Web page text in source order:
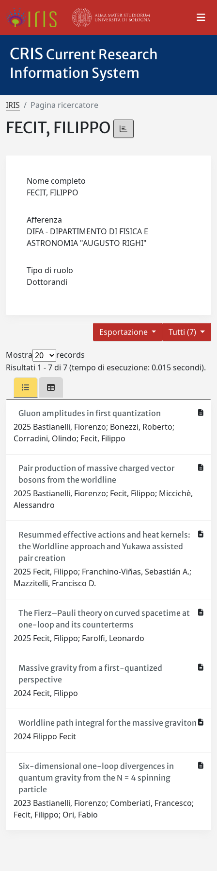
CRIS Current Research
Information System
IRIS Pagina ricercatore
FECIT, FILIPPO
Nome completo
FECIT, FILIPPO
Afferenza
DIFA - DIPARTIMENTO DI FISICA E
ASTRONOMIA "AUGUSTO RIGHI"
Tipo di ruolo
Dottorandi
Tutti (7)
Esportazione
Mostra
records
Risultati 1 - 7 di 7 (tempo di esecuzione: 0.015 secondi).
Gluon amplitudes in first quantization
2025 Bastianelli, Fiorenzo; Bonezzi, Roberto;
Corradini, Olindo; Fecit, Filippo
Pair production of massive charged vector
bosons from the worldline
2025 Bastianelli, Fiorenzo; Fecit, Filippo; Miccichè,
Alessandro
Resummed effective actions and heat kernels:
the Worldline approach and Yukawa assisted
pair creation
2025 Fecit, Filippo; Franchino-Viñas, Sebastián A.;
Mazzitelli, Francisco D.
The Fierz–Pauli theory on curved spacetime at
one-loop and its counterterms
2025 Fecit, Filippo; Farolfi, Leonardo
Massive gravity from a first-quantized
perspective
2024 Fecit, Filippo
Worldline path integral for the massive graviton
2024 Filippo Fecit
Six-dimensional one-loop divergences in
quantum gravity from the N = 4 spinning
particle
2023 Bastianelli, Fiorenzo; Comberiati, Francesco;
Fecit, Filippo; Ori, Fabio